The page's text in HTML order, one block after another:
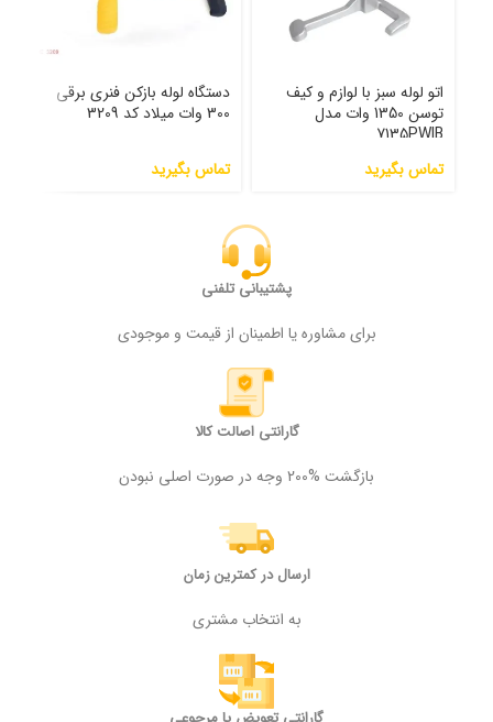
اتو لوله سبز با لوازم و کیف
توسن 1350 وات مدل
7135PWlB
تماس بگیرید
دستگاه لوله بازکن فنری برقی
300 وات میلاد کد 3209
تماس بگیرید
پشتیبانی تلفنی
برای مشاوره یا اطمینان از قیمت و موجودی
گارانتی اصالت کالا
بازگشت %200 وجه در صورت اصلی نبودن
ارسال در کمترین زمان
به انتخاب مشتری